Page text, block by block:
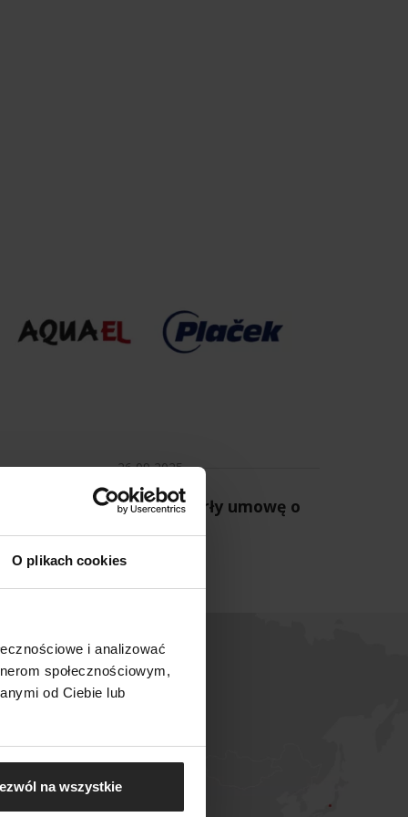
O plikach cookies
i analizować
społecznościowym,
od Ciebie lub
na wszystkie
26 09 2025
i Grupa Plaček zawarły umowę o
współpracy